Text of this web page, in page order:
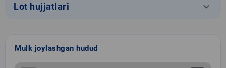
Lot hujjatlari keyboard_arrow_down
Mulk joylashgan hudud